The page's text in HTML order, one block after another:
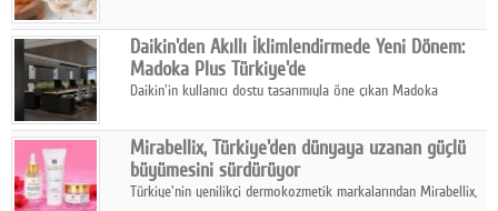
ıhlamur gibi içeceklerde tercih ettiğini ortaya koyuyor.
Daikin'den Akıllı İklimlendirmede Yeni Dönem:
Madoka Plus Türkiye'de
Daikin'in kullanıcı dostu tasarımıyla öne çıkan Madoka
kontrol ünitesi Madoka Plus Türkiye'de satışa sunuldu.
Mirabellix, Türkiye'den dünyaya uzanan güçlü
büyümesini sürdürüyor
Türkiye'nin yenilikçi dermokozmetik markalarından Mirabellix,